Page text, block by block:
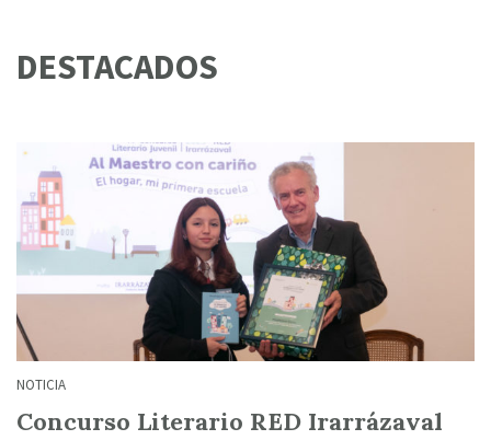
DESTACADOS
NOTICIA
Concurso Literario RED Irarrázaval